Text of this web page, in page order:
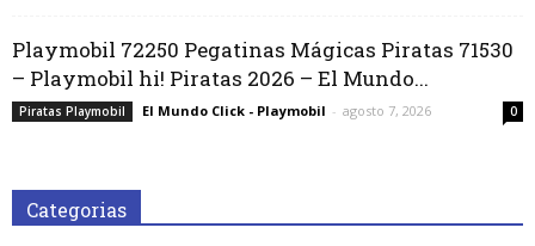
Playmobil 72250 Pegatinas Mágicas Piratas 71530
– Playmobil hi! Piratas 2026 – El Mundo...
Piratas Playmobil El Mundo Click - Playmobil - agosto 7, 2026 0
Categorias